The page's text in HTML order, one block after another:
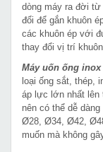
dòng máy ra đời
đổi để gắn khuôn
các khuôn ép với
thay đổi vị trí
Máy uốn ống
loại ống sắt, thép,
áp lực lớn nhất lên
nên có thể dễ
Ø28, Ø34, Ø42,
muốn mà không